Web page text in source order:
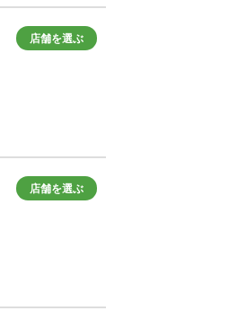
店舗を選ぶ
店舗を選ぶ